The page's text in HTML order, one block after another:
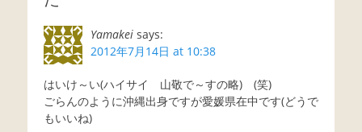
ー
シ
ョ
ン
Yamakei says:
2012年7月14日 at 10:38
はいけ～い(ハイサイ 山敬で～すの略) (笑)
ごらんのように沖縄出身ですが愛媛県在中です(どうで
もいいね)